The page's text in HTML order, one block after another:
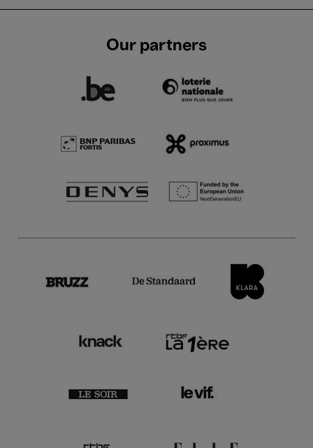
Our partners